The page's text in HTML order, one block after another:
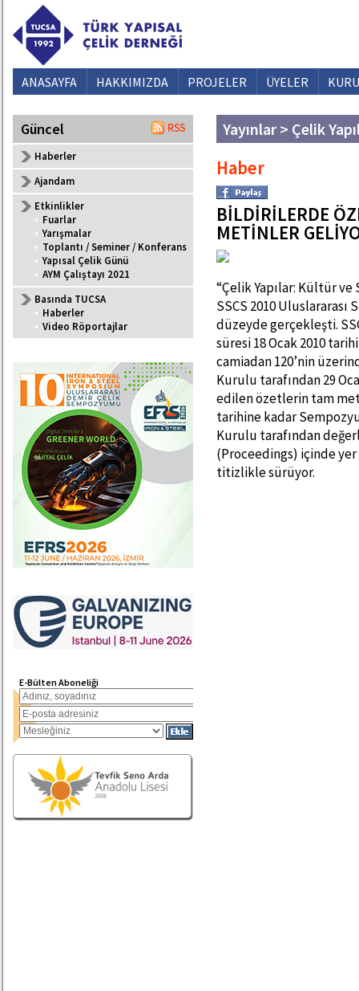
ANASAYFA HAKKIMIZDA PROJELER ÜYELER
Güncel
Haberler
Ajandam
Etkinlikler
• Fuarlar
• Yarışmalar
• Toplantı / Seminer / Konferans
• Yapısal Çelik Günü
• AYM Çalıştayı 2021
Basında TUCSA
• Haberler
• Video Röportajlar
E-Bülten Aboneliği
Yayınlar > Çelik
Haber
BİLDİRİLERDE
METİNLER
“Çelik Yapılar: Kültür
SSCS 2010
düzeyde gerçekleşti.
süresi 18 Ocak 2010
camiadan 120’nin
Kurulu tarafından 29
edilen özetlerin tam
tarihine kadar
Kurulu tarafından
(Proceedings) içinde yer
titizlikle sürüyor.